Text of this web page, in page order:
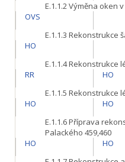
E.1.1.2Výměna oken
OVS
E.1.1.3 Rekonstrukce
HO
E.1.1.4Rekonstrukce
RR
HO
E.1.1.5 Rekonstrukce
HO
HO
E.1.1.6Příprava
Palackého 459,460
HO
HO